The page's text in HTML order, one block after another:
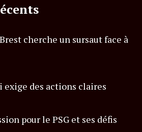
cherche un sursaut face à
exige des actions claires
pour le PSG et ses défis